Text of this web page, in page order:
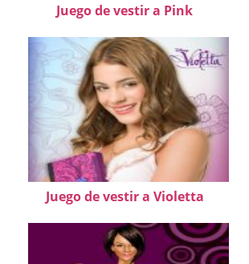
Juego de vestir a Pink
Juego de vestir a Violetta